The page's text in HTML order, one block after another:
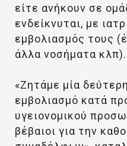
είτε ανήκουν σε
ενδείκνυται, με
εμβολιασμός τους
άλλα νοσήματα κλπ).
«Ζητάμε μία
εμβολιασμό κατά
υγειονομικού
βέβαιοι για την